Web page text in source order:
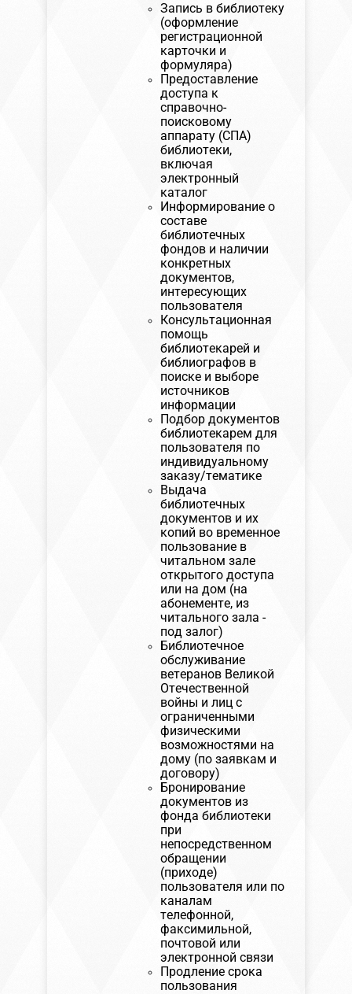
Запись в библиотеку
(оформление
регистрационной
карточки и
формуляра)
Предоставление
доступа к
справочно-
поисковому
аппарату (СПА)
библиотеки,
включая
электронный
каталог
Информирование о
составе
библиотечных
фондов и наличии
конкретных
документов,
интересующих
пользователя
Консультационная
помощь
библиотекарей и
библиографов в
поиске и выборе
источников
информации
Подбор документов
библиотекарем для
пользователя по
индивидуальному
заказу/тематике
Выдача
библиотечных
документов и их
копий во временное
пользование в
читальном зале
открытого доступа
или на дом (на
абонементе, из
читального зала -
под залог)
Библиотечное
обслуживание
ветеранов Великой
Отечественной
войны и лиц с
ограниченными
физическими
возможностями на
дому (по заявкам и
договору)
Бронирование
документов из
фонда библиотеки
при
непосредственном
обращении
(приходе)
пользователя или по
каналам
телефонной,
факсимильной,
почтовой или
электронной связи
Продление срока
пользования